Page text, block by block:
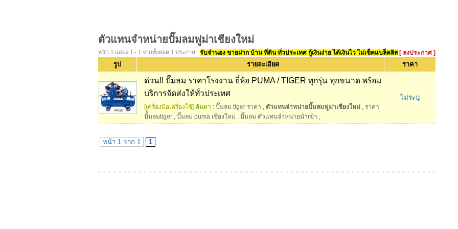
ตัวแทนจำหน่ายปั๊มลมฟูม่าเชียงใหม่
หน้า 1 แสดง 1 - 1 จากทั้งหมด 1 ประกาศ รับจำนอง ขายฝาก บ้าน ที่ดิน ทั่วประเทศ กู้เงินง่าย ได้เงินไว ไม่เช็คแบล็คลิส [ ลงประกาศ ]
รูป รายละเอียด ราคา
ด่วน!! ปั๊มลม ราคาโรงงาน ยี่ห้อ PUMA / TIGER ทุกรุ่น ทุกขนาด พร้อม
บริการจัดส่งให้ทั่วประเทศ
[เครื่องมือเครื่องใช้] ค้นหา : ปั๊มลม tiger ราคา , ตัวแทนจำหน่ายปั๊มลมฟูม่าเชียงใหม่ , ราคา
ปั้้มลมtiger , ปั๊มลม puma เชียงใหม่ , ปั๊มลม ตัวแทนจำหน่ายนำเข้า ,
ไม่ระบุ
หน้า 1 จาก 1 1